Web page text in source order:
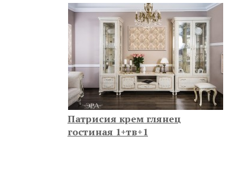
Патрисия крем глянец
гостиная 1+тв+1